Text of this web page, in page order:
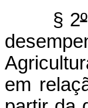
§ 2º
em